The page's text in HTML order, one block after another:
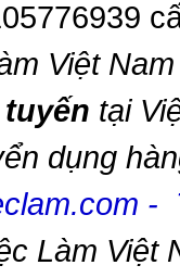
Việt Nam
tại
dụng
-
Làm Việt